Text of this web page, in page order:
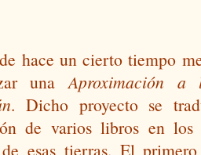
hace un cierto tiempo
una Aproximación
. Dicho proyecto se
de varios libros en
de esas tierras. El